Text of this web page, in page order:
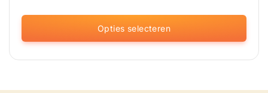
Opties selecteren
Dit
product